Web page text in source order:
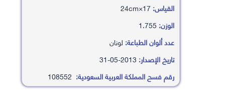
القياس:
الوزن:
عدد ألوان الطباعة: لونان
تاريخ الإصدار:
رقم فسح المملكة العربية السعودية: